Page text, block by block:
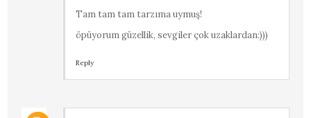
Tam tam tam tarzıma uymuş!
öpüyorum güzellik, sevgiler çok uzaklardan:)))
Reply